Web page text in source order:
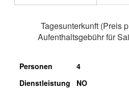
Tagesunterkunft (Preis
Aufenthaltsgebühr für
Personen
4
Dienstleistung
NO